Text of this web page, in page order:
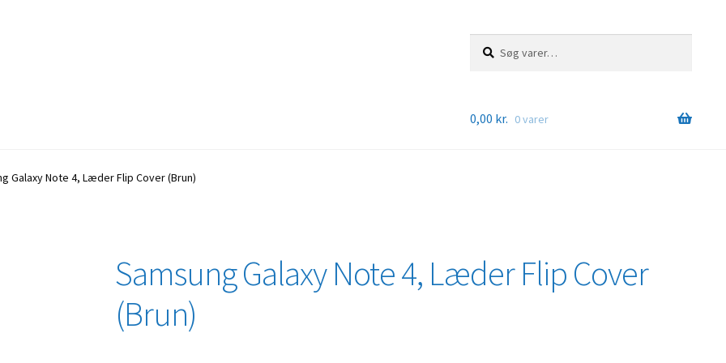
efter:
0,00 kr. 0 varer
Galaxy Note 4, Læder Flip Cover (Brun)
Samsung Galaxy Note 4, Læder Flip Cover
(Brun)